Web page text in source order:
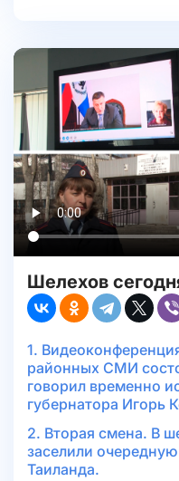
Шелехов
1.
районных СМИ
говорил временно
губернатора Игорь
2. Вторая смена. В
заселили
Таиланда.